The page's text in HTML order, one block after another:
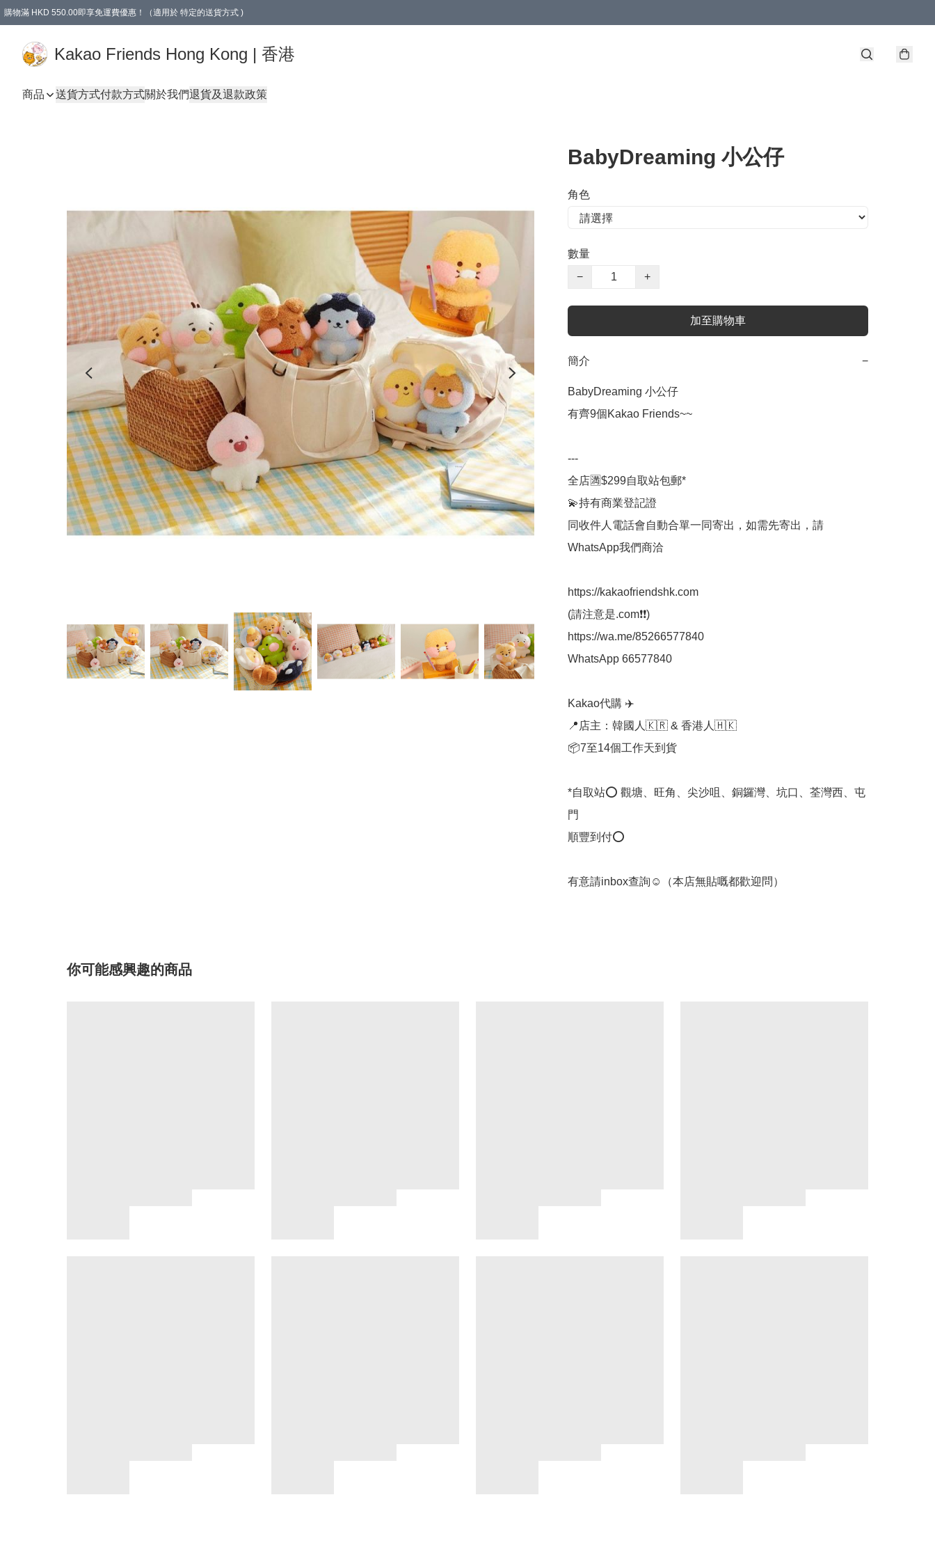
購物滿 HKD 550.00即享免運費優惠！（適用於 特定的送貨方式 )
Kakao Friends Hong Kong | 香港
商品 送貨方式付款方式關於我們退貨及退款政策
BabyDreaming 小公仔
角色
數量
−
+
加至購物車
簡介 −
BabyDreaming 小公仔
有齊9個Kakao Friends~~
---
全店🈵$299自取站包郵*
💫持有商業登記證
同收件人電話會自動合單一同寄出，如需先寄出，請
WhatsApp我們商洽
https://kakaofriendshk.com
(請注意是.com❗❗)
https://wa.me/85266577840
WhatsApp 66577840
Kakao代購 ✈️
📍店主：韓國人🇰🇷 & 香港人🇭🇰
📦7至14個工作天到貨
*自取站⭕ 觀塘、旺角、尖沙咀、銅鑼灣、坑口、荃灣西、屯
門
順豐到付⭕
有意請inbox查詢☺️（本店無貼嘅都歡迎問）
你可能感興趣的商品